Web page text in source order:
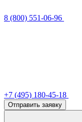
8 (800) 551-06-96
+7 (495) 180-45-18
Отправить заявку